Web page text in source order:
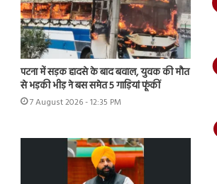
पटना में सड़क हादसे के बाद बवाल, युवक की मौत
से भड़की भीड़ ने बस समेत 5 गाड़ियां फूंकीं
7 August 2026 - 12:35 PM